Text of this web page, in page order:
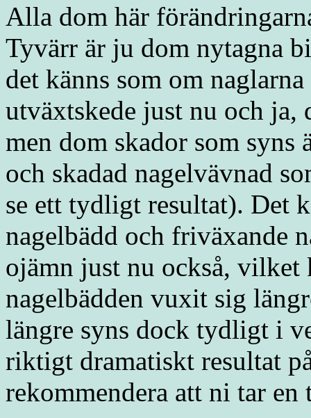
Alla dom här
Tyvärr är ju dom nytagna
det känns som om
utväxtskede just nu och ja,
men dom skador som
och skadad nagelvävnad
se ett tydligt resultat). Det
nagelbädd och friväxande
ojämn just nu också, vilket
nagelbädden vuxit sig
längre syns dock tydligt i
riktigt dramatiskt resultat
rekommendera att ni tar en